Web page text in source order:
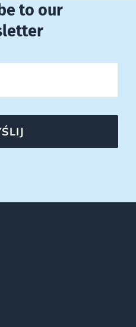
to our